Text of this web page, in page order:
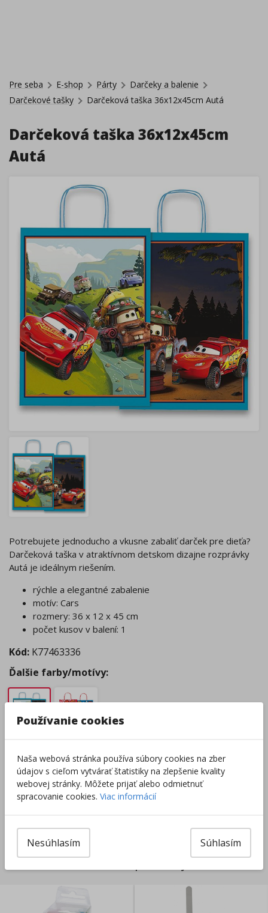
Pre seba E-shop Párty
Darčeky a balenie
Darčekové tašky
Darčeková taška 36x12x45cm Autá
Darčeková taška 36x12x45cm
Autá
Potrebujete jednoducho a vkusne zabaliť darček pre dieťa?
Darčeková taška v atraktívnom detskom dizajne rozprávky
Autá je ideálnym riešením.
rýchle a elegantné zabalenie
motív: Cars
rozmery: 36 x 12 x 45 cm
počet kusov v balení: 1
Kód: K77463336
Ďalšie farby/motívy:
Tento produkt momentálne nie je možné objednať.
Zobraziť dostupnosť v predajniach
Súvisiace produkty
Používanie cookies
Naša webová stránka používa súbory cookies na zber
údajov s cieľom vytvárať štatistiky na zlepšenie kvality
webovej stránky. Môžete prijať alebo odmietnuť
spracovanie cookies. Viac informácií
Súhlasím
Nesúhlasím